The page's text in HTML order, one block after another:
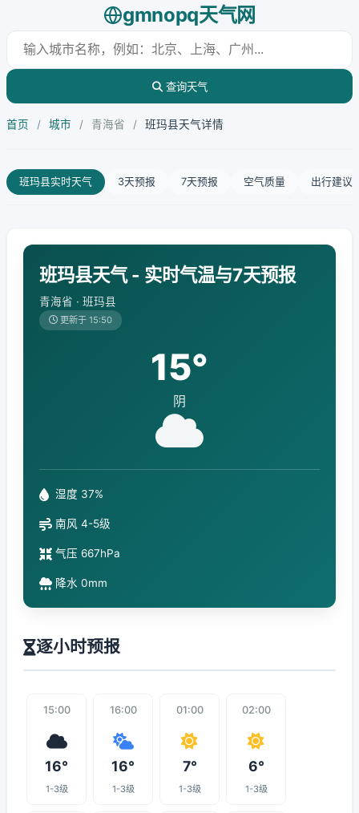
gmnopq天气网
查询天气
首页 / 城市 / 青海省 / 班玛县天气详情
班玛县实时天气 3天预报 7天预报 空气质量 出行建议
班玛县天气 - 实时气温与7天预报
青海省 · 班玛县
更新于 15:50
15°
阴
湿度 37%
南风 4-5级
气压 667hPa
降水 0mm
逐小时预报
15:00
16°
1-3级
16:00
16°
1-3级
01:00
7°
1-3级
02:00
6°
1-3级